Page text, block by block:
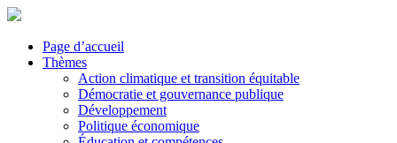
Page d’accueil
Thèmes
Action climatique et transition équitable
Démocratie et gouvernance publique
Développement
Politique économique